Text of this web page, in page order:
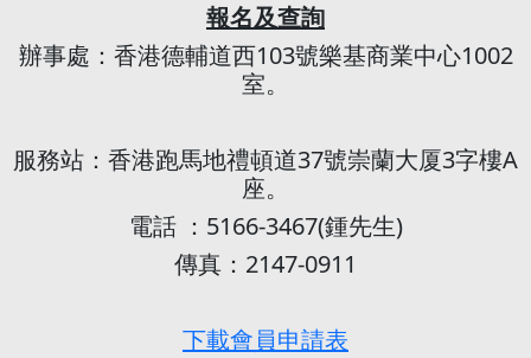
報名及查詢
辦事處：香港德輔道西103號樂基商業中心1002
室。
服務站：香港跑馬地禮頓道37號崇蘭大厦3字樓A
座。
電話 ：5166-3467(鍾先生)
傳真：2147-0911
下載會員申請表